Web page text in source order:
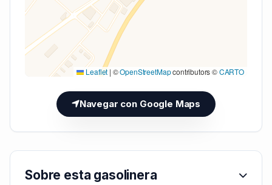
Leaflet | ©OpenStreetMapcontributors ©CARTO
Navegar con Google Maps
Sobre esta gasolinera